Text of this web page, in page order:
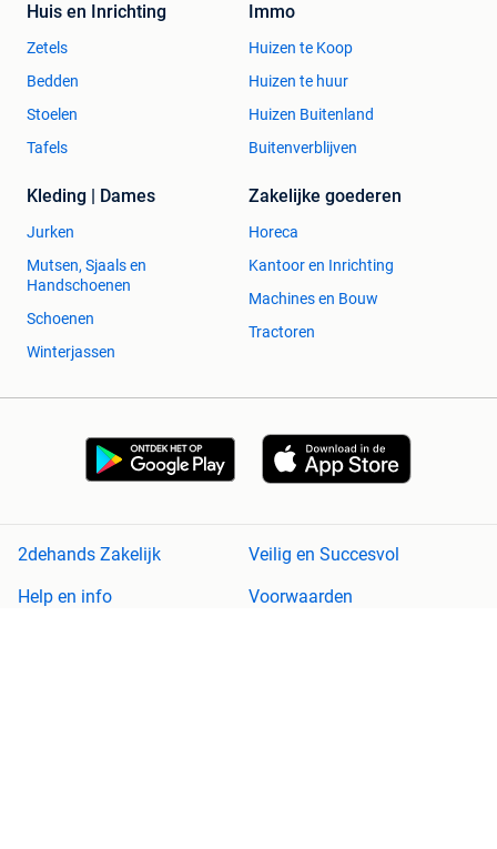
Huis en Inrichting
Zetels
Bedden
Stoelen
Tafels
Immo
Huizen te Koop
Huizen te huur
Huizen Buitenland
Buitenverblijven
Kleding | Dames
Jurken
Mutsen, Sjaals en
Handschoenen
Schoenen
Winterjassen
Zakelijke goederen
Horeca
Kantoor en Inrichting
Machines en Bouw
Tractoren
2dehands Zakelijk
Veilig en Succesvol
Help en info
Voorwaarden